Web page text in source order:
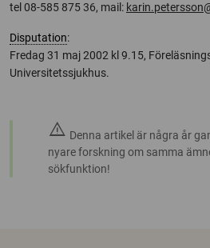
tel 08-585 875 36, mail:
Disputation:
Fredag 31 maj 2002 kl 9.15,
Universitetssjukhus.
warning Denna artikel är några år
nyare forskning om samma
sökfunktion!